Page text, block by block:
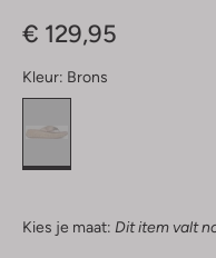
€ 129,95
Kleur: Brons
Kies je maat: Dit item valt